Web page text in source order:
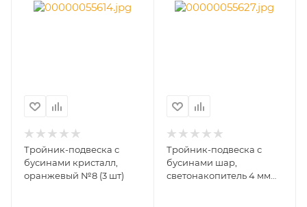
Тройник-подвеска с
бусинами кристалл,
оранжевый №8 (3 шт)
Тройник-подвеска с
бусинами шар,
светонакопитель 4 мм